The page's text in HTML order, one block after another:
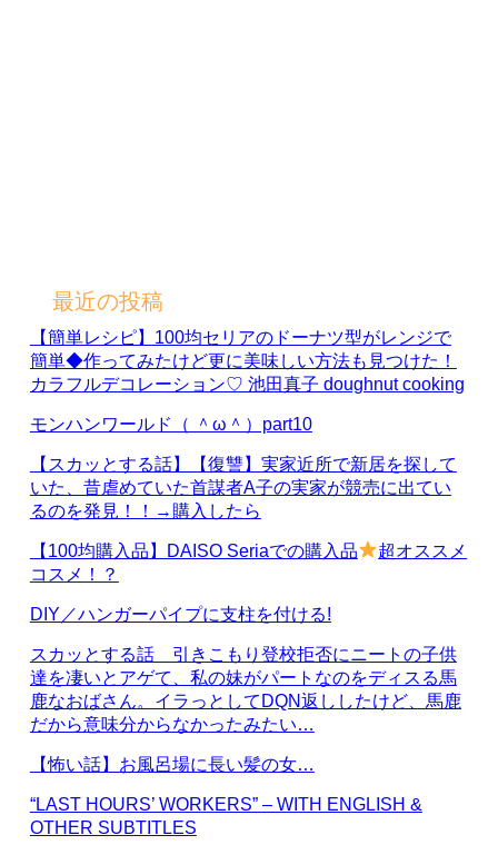
最近の投稿
【簡単レシピ】100均セリアのドーナツ型がレンジで
簡単◆作ってみたけど更に美味しい方法も見つけた！
カラフルデコレーション♡ 池田真子 doughnut cooking
モンハンワールド（ ＾ω＾）part10
【スカッとする話】【復讐】実家近所で新居を探して
いた、昔虐めていた首謀者A子の実家が競売に出てい
るのを発見！！→購入したら
【100均購入品】DAISO Seriaでの購入品
超オススメ
コスメ！？
DIY／ハンガーパイプに支柱を付ける!
スカッとする話 引きこもり登校拒否にニートの子供
達を凄いとアゲて、私の妹がパートなのをディスる馬
鹿なおばさん。イラっとしてDQN返ししたけど、馬鹿
だから意味分からなかったみたい…
【怖い話】お風呂場に長い髪の女…
“LAST HOURS’ WORKERS” – WITH ENGLISH &
OTHER SUBTITLES